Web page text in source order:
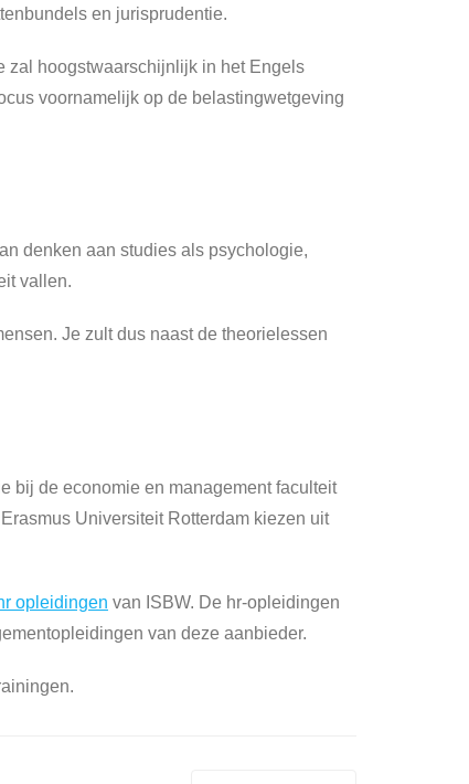
en jurisprudentie.
zal hoogstwaarschijnlijk in het Engels
voornamelijk op de belastingwetgeving
denken aan studies als psychologie,
vallen.
Je zult dus naast de theorielessen
bij de economie en management faculteit
Universiteit Rotterdam kiezen uit
opleidingen van ISBW. De hr-opleidingen
van deze aanbieder.